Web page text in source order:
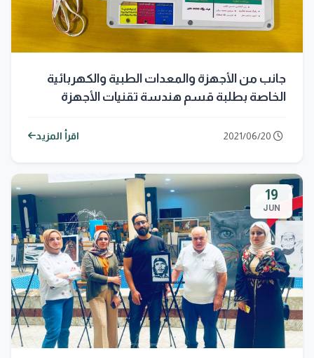
جانب من الأجهزة والمعدات الطبية والكهربائية
الخاصة بطلبة قسم هندسة تقنيات الأجهزة
اقرأ المزيد
19
JUN